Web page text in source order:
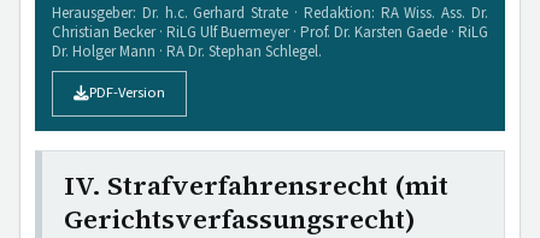
Herausgeber: Dr. h.c. Gerhard Strate · Redaktion: RA Wiss. Ass. Dr.
Christian Becker · RiLG Ulf Buermeyer · Prof. Dr. Karsten Gaede · RiLG
Dr. Holger Mann · RA Dr. Stephan Schlegel.
PDF-Version
IV. Strafverfahrensrecht (mit
Gerichtsverfassungsrecht)